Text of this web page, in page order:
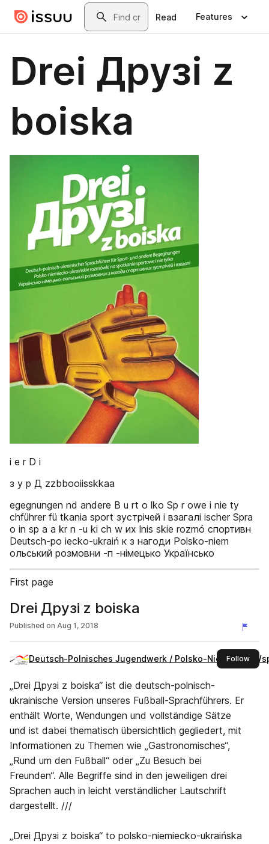
Skip to main contentSearch
Read Features
Drei Друзі z
boiska
i e r D і
з у р Д zzbbooiisskkaa
egegnungen nd andere B u rt o lko Sp r owe i nie ty
chführer fü tkania sport зустрічей і взагалі ischer Spra
o in sp a a kr n -u ki ch w их lnis skie rozmó спортивн
Deutsch-po iecko-ukraiń к з нагоди Polsko-niem
ольський розмовни -п -німецько Українсько
First page
Drei Друзі z boiska
Published on Aug 1, 2018
Deutsch-Polnisches Jugendwerk / Polsko-Niemiecka
Followthis
„Drei Друзі z boiska“ ist die deutsch-polnisch-
ukrainische Version unseres Fußball-Sprachführers. Er
enthält Worte, Wendungen und vollständige Sätze
und ist dabei thematisch übersichtlich gegliedert, mit
Informationen zu Themen wie „Gastronomisches“,
„Rund um den Fußball“ oder „Zu Besuch bei
Freunden“. Alle Begriffe sind in den jeweiligen drei
Sprachen auch in leicht verständlicher Lautschrift
dargestellt. ///
„Drei Друзі z boiska“ to polsko-niemiecko-ukraińska